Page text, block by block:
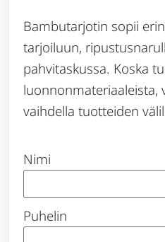
Bambutarjotin sopii
tarjoiluun,
pahvitaskussa. Koska
luonnonmateriaaleista,
vaihdella tuotteiden
Nimi
Puhelin